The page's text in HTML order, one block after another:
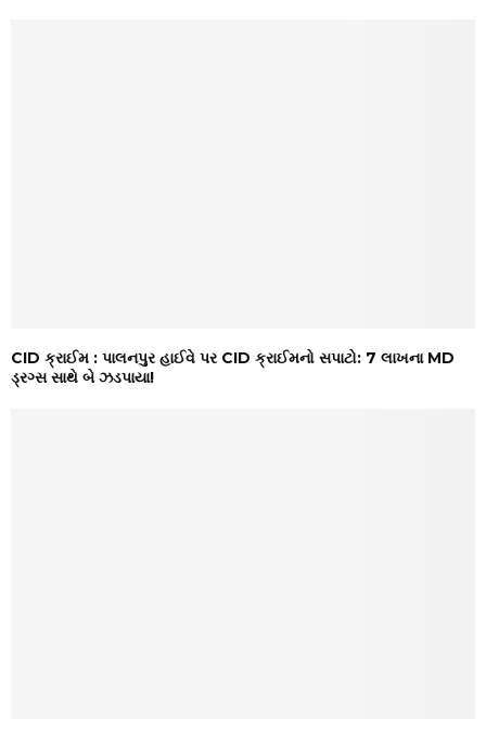
CID ક્રાઈમ : પાલનપુર હાઈવે પર CID ક્રાઈમનો સપાટો: ₹7 લાખના MD
ડ્રગ્સ સાથે બે ઝડપાયા!